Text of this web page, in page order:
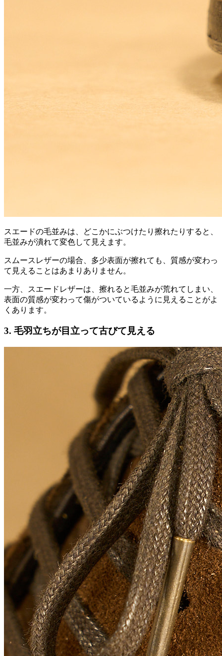
スエードの毛並みは、どこかにぶつけたり擦れたりすると、
毛並みが潰れて変色して見えます。
スムースレザーの場合、多少表面が擦れても、質感が変わっ
て見えることはあまりありません。
一方、スエードレザーは、擦れると毛並みが荒れてしまい、
表面の質感が変わって傷がついているように見えることがよ
くあります。
3. 毛羽立ちが目立って古びて見える